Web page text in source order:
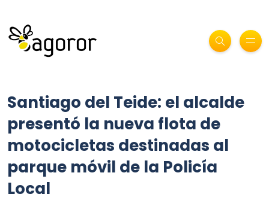
Santiago del Teide: el alcalde
presentó la nueva flota de
motocicletas destinadas al
parque móvil de la Policía
Local